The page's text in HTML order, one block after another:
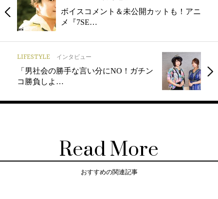
ボイスコメント＆未公開カットも！アニ
メ『7SE…
LIFESTYLE インタビュー
「男社会の勝手な言い分にNO！ガチン
コ勝負しよ…
Read More
おすすめの関連記事